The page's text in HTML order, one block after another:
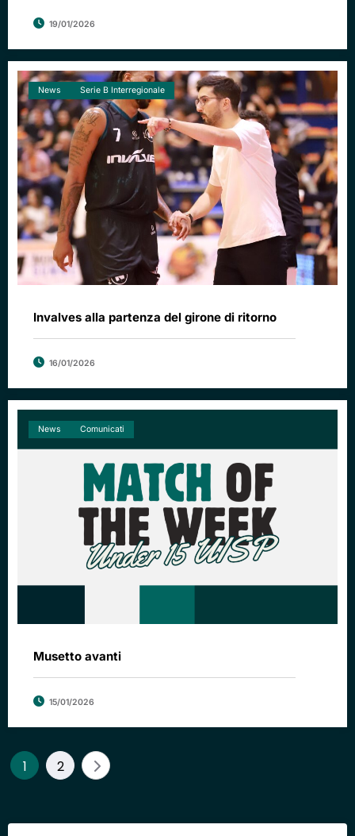
19/01/2026
News Serie B Interregionale
Invalves alla partenza del girone di ritorno
16/01/2026
News Comunicati
Musetto avanti
15/01/2026
1 2